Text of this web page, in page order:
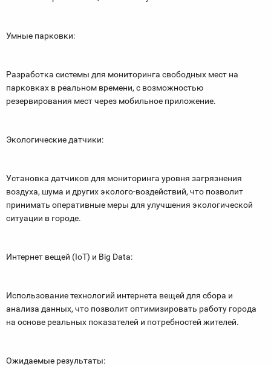
Умные парковки:
Разработка системы для мониторинга свободных мест на
парковках в реальном времени, с возможностью
резервирования мест через мобильное приложение.
Экологические датчики:
Установка датчиков для мониторинга уровня загрязнения
воздуха, шума и других эколого-воздействий, что позволит
принимать оперативные меры для улучшения экологической
ситуации в городе.
Интернет вещей (IoT) и Big Data:
Использование технологий интернета вещей для сбора и
анализа данных, что позволит оптимизировать работу города
на основе реальных показателей и потребностей жителей.
Ожидаемые результаты: